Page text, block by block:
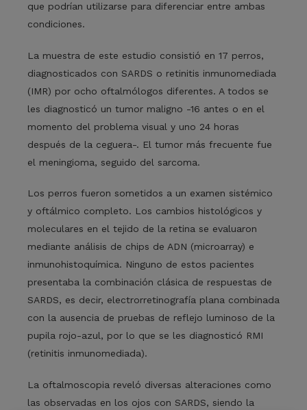
que podrían utilizarse para diferenciar entre ambas
condiciones.
La muestra de este estudio consistió en 17 perros,
diagnosticados con SARDS o retinitis inmunomediada
(IMR) por ocho oftalmólogos diferentes. A todos se
les diagnosticó un tumor maligno -16 antes o en el
momento del problema visual y uno 24 horas
después de la ceguera-. El tumor más frecuente fue
el meningioma, seguido del sarcoma.
Los perros fueron sometidos a un examen sistémico
y oftálmico completo. Los cambios histológicos y
moleculares en el tejido de la retina se evaluaron
mediante análisis de chips de ADN (microarray) e
inmunohistoquímica. Ninguno de estos pacientes
presentaba la combinación clásica de respuestas de
SARDS, es decir, electrorretinografía plana combinada
con la ausencia de pruebas de reflejo luminoso de la
pupila rojo-azul, por lo que se les diagnosticó RMI
(retinitis inmunomediada).
La oftalmoscopia reveló diversas alteraciones como
las observadas en los ojos con SARDS, siendo la